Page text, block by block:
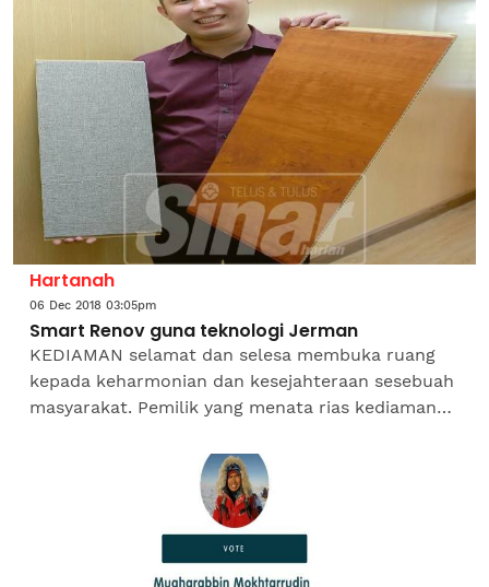
Hartanah
06 Dec 2018 03:05pm
Smart Renov guna teknologi Jerman
KEDIAMAN selamat dan selesa membuka ruang
kepada keharmonian dan kesejahteraan sesebuah
masyarakat. Pemilik yang menata rias kediaman